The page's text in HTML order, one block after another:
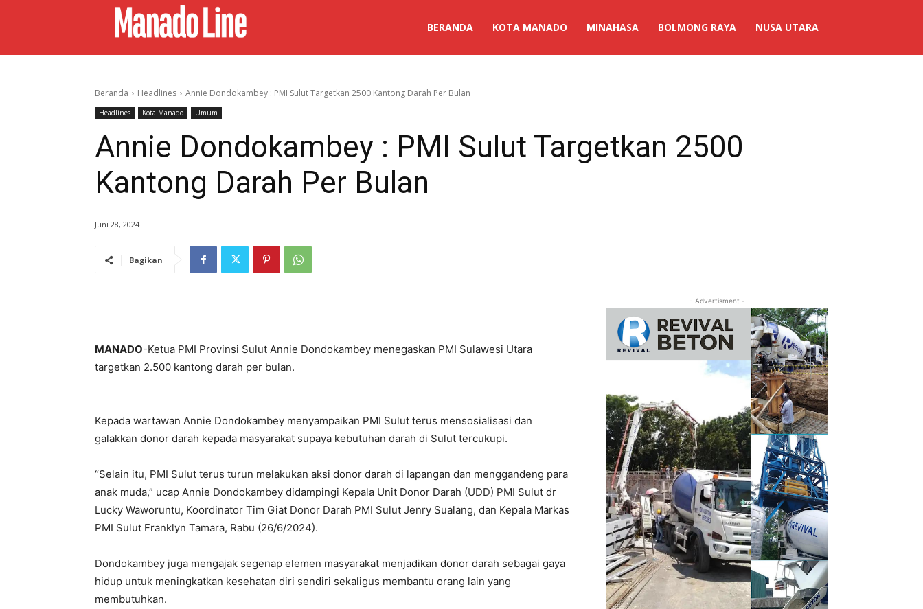
BERANDA KOTA MANADO MINAHASA BOLMONG RAYA NUSA UTARA
Beranda Headlines Annie Dondokambey : PMI Sulut Targetkan 2500 Kantong Darah Per Bulan
Headlines Kota Manado Umum
Annie Dondokambey : PMI Sulut Targetkan 2500
Kantong Darah Per Bulan
Juni 28, 2024
Bagikan
MANADO-Ketua PMI Provinsi Sulut Annie Dondokambey menegaskan PMI Sulawesi Utara
targetkan 2.500 kantong darah per bulan.
Kepada wartawan Annie Dondokambey menyampaikan PMI Sulut terus mensosialisasi dan
galakkan donor darah kepada masyarakat supaya kebutuhan darah di Sulut tercukupi.
“Selain itu, PMI Sulut terus turun melakukan aksi donor darah di lapangan dan menggandeng para
anak muda,” ucap Annie Dondokambey didampingi Kepala Unit Donor Darah (UDD) PMI Sulut dr
Lucky Waworuntu, Koordinator Tim Giat Donor Darah PMI Sulut Jenry Sualang, dan Kepala Markas
PMI Sulut Franklyn Tamara, Rabu (26/6/2024).
Dondokambey juga mengajak segenap elemen masyarakat menjadikan donor darah sebagai gaya
hidup untuk meningkatkan kesehatan diri sendiri sekaligus membantu orang lain yang
membutuhkan.
- Advertisment -